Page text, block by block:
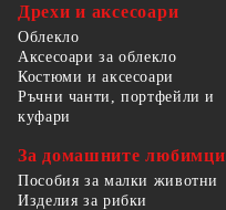
Дрехи и аксесоари
Облекло
Аксесоари за облекло
Костюми и аксесоари
Ръчни чанти, портфейли и
куфари
За домашните любимци
Пособия за малки животни
Изделия за рибки